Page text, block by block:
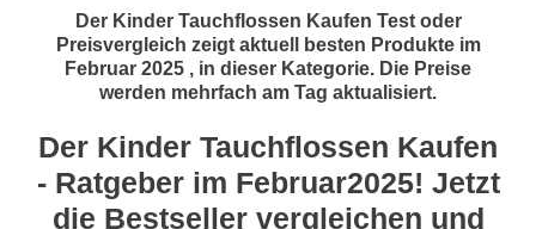
Der Kinder Tauchflossen Kaufen Test oder
Preisvergleich zeigt aktuell besten Produkte im
Februar 2025 , in dieser Kategorie. Die Preise
werden mehrfach am Tag aktualisiert.
Der Kinder Tauchflossen Kaufen
- Ratgeber im Februar2025! Jetzt
die Bestseller vergleichen und